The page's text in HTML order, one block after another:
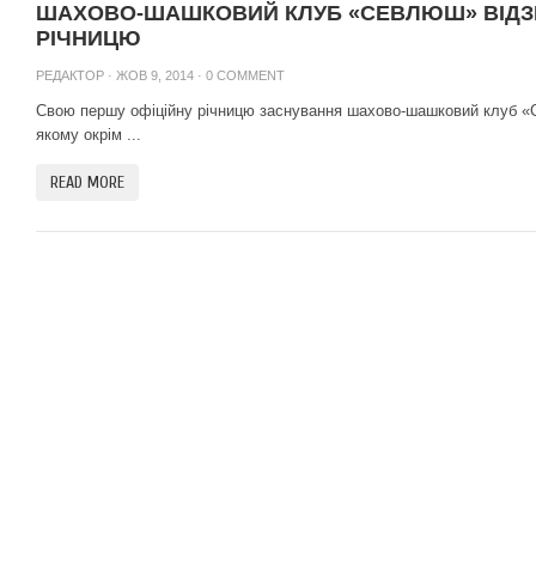
ШАХОВО-ШАШКОВИЙ КЛУБ «СЕВЛЮШ»
РІЧНИЦЮ
РЕДАКТОР · ЖОВ 9, 2014 · 0 COMMENT
Свою першу офіційну річницю заснування шахово-шашковий клуб
якому окрім ...
READ MORE